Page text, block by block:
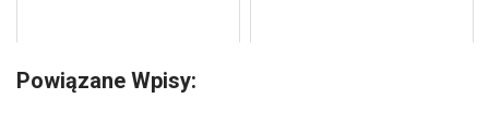
Powiązane Wpisy: